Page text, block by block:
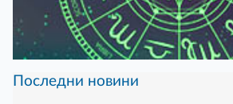
Последни новини